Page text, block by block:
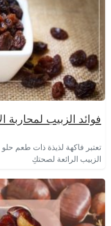
فوائد الزبيب
تعتبر فاكهة لذيذة ذات طعم
الزبيب الرائعة لصحتكِ